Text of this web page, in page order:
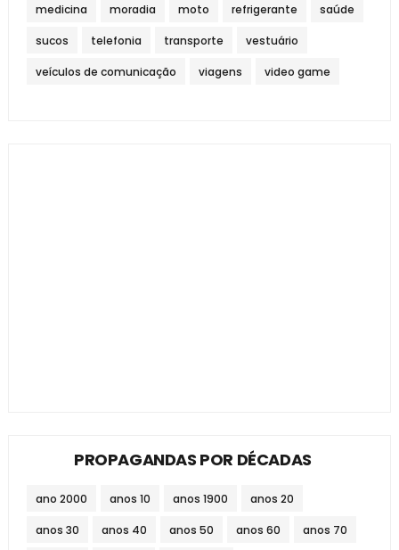
medicina moradia moto refrigerante saúde
sucos telefonia transporte vestuário
veículos de comunicação viagens video game
PROPAGANDAS POR DÉCADAS
ano 2000 anos 10 anos 1900 anos 20
anos 30 anos 40 anos 50 anos 60 anos 70